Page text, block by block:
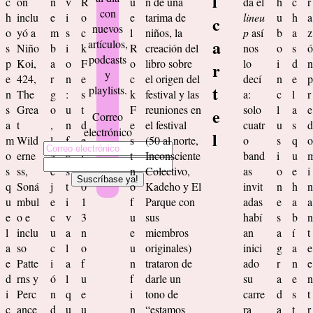
h
o
s
p
e
n
s
a
m
o
s
q
u
e
l
a
e
d
i
c
inclu
yó a
Niño
Koi,
424,
The
Grea
t
Wild
erne
ss,
Soná
mbul
o e
inclu
so
Patte
rns y
Perc
ance
e
m
b
a
r
g
o
,
l
a
e
j
e
c
u
c
i
ó
n
d
i
s
i
o
n
:
u
n
f
e
s
t
i
v
a
l
a
l
q
u
o
c
k
F
e
s
t
d
e
l
2
0
1
3
n
o
f
u
e
u
con
nuevos
artículos,
podcasts
y
playlists.
Correo
electrónico
e
l
R
o
c
k
F
e
s
t
n
o
f
u
e
u
n
f
i
n
tarima de
niños, la
creación del
libro sobre
el origen del
festival y las
reuniones en
el festival
(50 al norte,
Inconsciente
Colectivo,
Kadeho y El
Parque con
sus
miembros
originales)
trataron de
darle un
tono de
“estamos
c
a
r
t
e
l
lineu
pasí
nos
lo
decí
a:
solo
cuatr
o
band
as
invit
adas
habí
an
inici
ado
su
carre
ra
u
b
o
i
n
c
l
u
s
i
o
n
e
s
a
g
r
a
d
a
h
a
s
d
e
l
a
s
q
u
e
h
a
b
í
a
n
e
s
t
a
z
ó
n
p
r
e
d
o
i
n
a
n
t
e
e
n
t
r